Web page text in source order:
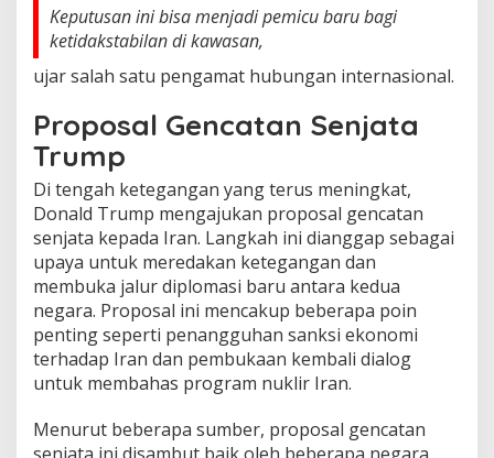
Keputusan ini bisa menjadi pemicu baru bagi
ketidakstabilan di kawasan,
ujar salah satu pengamat hubungan internasional.
Proposal Gencatan Senjata
Trump
Di tengah ketegangan yang terus meningkat,
Donald Trump mengajukan proposal gencatan
senjata kepada Iran. Langkah ini dianggap sebagai
upaya untuk meredakan ketegangan dan
membuka jalur diplomasi baru antara kedua
negara. Proposal ini mencakup beberapa poin
penting seperti penangguhan sanksi ekonomi
terhadap Iran dan pembukaan kembali dialog
untuk membahas program nuklir Iran.
Menurut beberapa sumber, proposal gencatan